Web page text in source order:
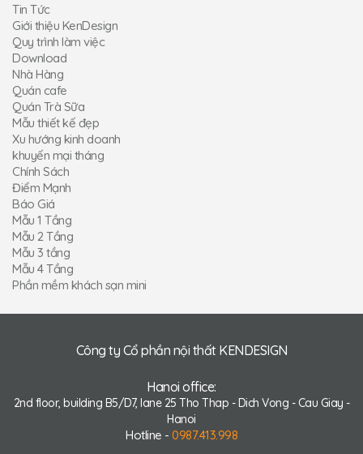
Tin Tức
Giới thiệu KenDesign
Quy trình làm việc
Download
Nhà Hàng
Quán cafe
Quán Trà Sữa
Mẫu thiết kế đẹp
Xu hướng kinh doanh
khuyến mại tháng
Chính Sách
Điểm Mạnh
Báo Giá
Mẫu 1 Tầng
Mẫu 2 Tầng
Mẫu 3 tầng
Mẫu 4 Tầng
Phần mềm khách sạn mini
Công ty Cổ phần nội thất KENDESIGN
Hanoi office:
2nd floor, building B5/D7, lane 25 Tho Thap - Dich Vong - Cau Giay -
Hanoi
Hotline - 0987.413.998